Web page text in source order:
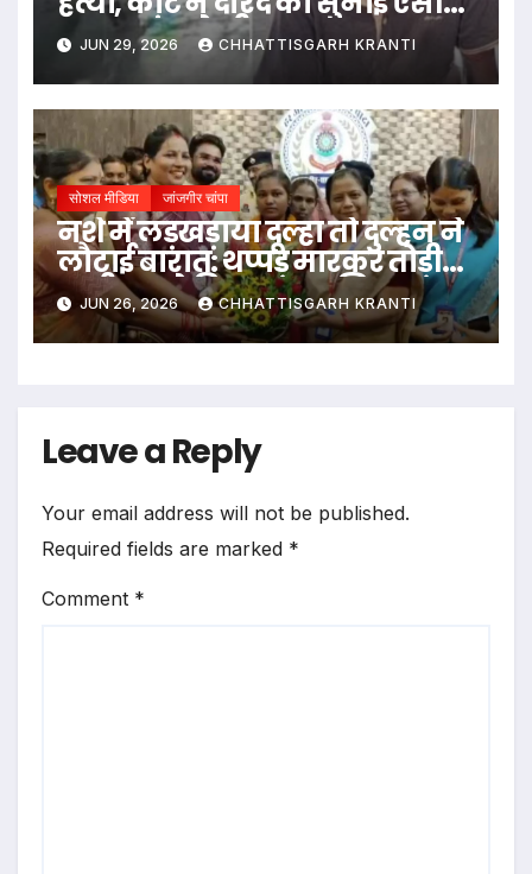
सजा, कांप उठेगी रूह
JUN 29, 2026 CHHATTISGARH KRANTI
सोशल मीडिया जांजगीर चांपा
नशे में लड़खड़ाया दूल्हा तो दुल्हन ने
लौटाई बारात: थप्पड़ मारकर तोड़ी
शादी, SP ने किया सम्मानित…
JUN 26, 2026 CHHATTISGARH KRANTI
Leave a Reply
Your email address will not be published.
Required fields are marked *
Comment *